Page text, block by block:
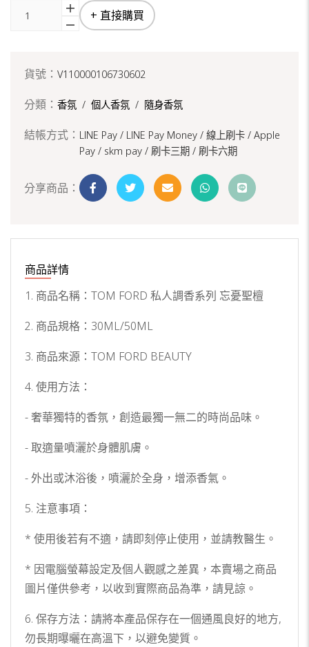
+ 直接購買
貨號： V110000106730602
分類： 香氛 / 個人香氛 / 隨身香氛
結帳方式： LINE Pay / LINE Pay Money / 線上刷卡 / Apple
Pay / skm pay / 刷卡三期 / 刷卡六期
分享商品：
商品詳情
1. 商品名稱：TOM FORD 私人調香系列 忘憂聖檀
2. 商品規格：30ML/50ML
3. 商品來源：TOM FORD BEAUTY
4. 使用方法：
- 奢華獨特的香氛，創造最獨一無二的時尚品味。
- 取適量噴灑於身體肌膚。
- 外出或沐浴後，噴灑於全身，增添香氣。
5. 注意事項：
* 使用後若有不適，請即刻停止使用，並請教醫生。
* 因電腦螢幕設定及個人觀感之差異，本賣場之商品
圖片僅供參考，以收到實際商品為準，請見諒。
6. 保存方法：請將本產品保存在一個通風良好的地方,
勿長期曝曬在高溫下，以避免變質。